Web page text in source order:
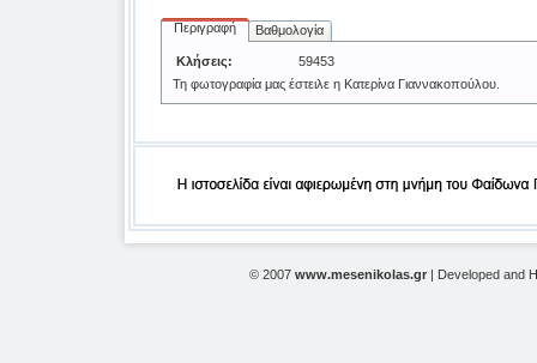
Περιγραφή Βαθμολογία
Κλήσεις:
59453
Τη φωτογραφία μας έστειλε η Κατερίνα Γιαννακοπούλου.
© 2007 www.mesenikolas.gr | Developed and